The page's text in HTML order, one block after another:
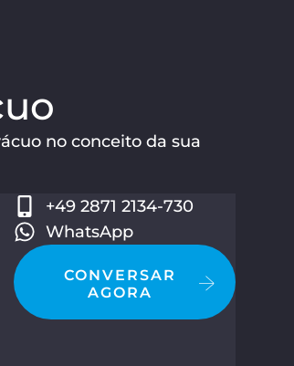
no conceito da sua
+49 2871 2134-730
WhatsApp
CONVERSAR
AGORA